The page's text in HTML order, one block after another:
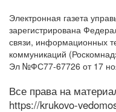
Электронная газета
зарегистрирована
связи, информационных
коммуникаций
Эл №ФС77-67726 от 17
Все права на
https://krukovo-